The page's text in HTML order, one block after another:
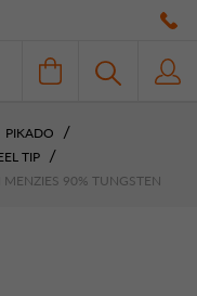
PIKADO
TIP
90% TUNGSTEN